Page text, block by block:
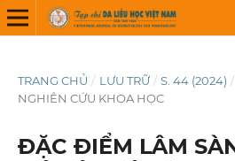
TRANG CHỦ / LƯU TRỮ / S. 44 (2024) /
NGHIÊN CỨU KHOA HỌC
ĐẶC ĐIỂM LÂM